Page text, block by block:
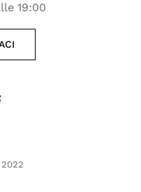
19:00